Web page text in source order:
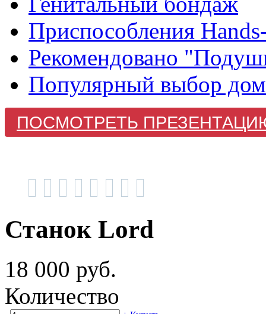
Приспособления
Рекомендовано
Популярный выбор
ПОСМОТРЕТЬ
Станок Lord
18 000 руб.
Количество